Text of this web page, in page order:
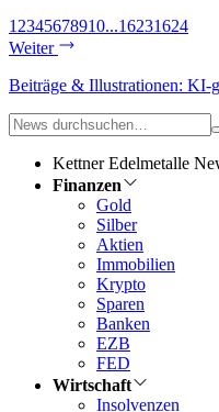
1 2345678910...16231624
Weiter
Beiträge & Illustrationen: KI-
Kettner Edelmetalle
Finanzen
Gold
Silber
Aktien
Immobilien
Krypto
Sparen
Banken
EZB
FED
Wirtschaft
Insolvenzen